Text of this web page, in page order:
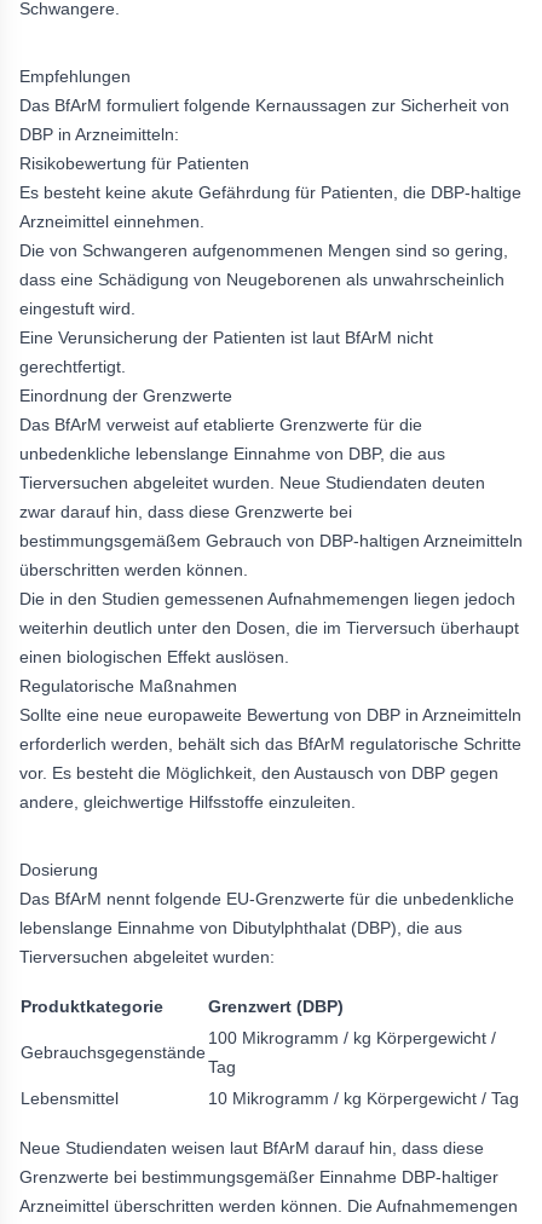
Schwangere.
Empfehlungen
Das BfArM formuliert folgende Kernaussagen zur Sicherheit von
DBP in Arzneimitteln:
Risikobewertung für Patienten
Es besteht keine akute Gefährdung für Patienten, die DBP-haltige
Arzneimittel einnehmen.
Die von Schwangeren aufgenommenen Mengen sind so gering,
dass eine Schädigung von Neugeborenen als unwahrscheinlich
eingestuft wird.
Eine Verunsicherung der Patienten ist laut BfArM nicht
gerechtfertigt.
Einordnung der Grenzwerte
Das BfArM verweist auf etablierte Grenzwerte für die
unbedenkliche lebenslange Einnahme von DBP, die aus
Tierversuchen abgeleitet wurden. Neue Studiendaten deuten
zwar darauf hin, dass diese Grenzwerte bei
bestimmungsgemäßem Gebrauch von DBP-haltigen Arzneimitteln
überschritten werden können.
Die in den Studien gemessenen Aufnahmemengen liegen jedoch
weiterhin deutlich unter den Dosen, die im Tierversuch überhaupt
einen biologischen Effekt auslösen.
Regulatorische Maßnahmen
Sollte eine neue europaweite Bewertung von DBP in Arzneimitteln
erforderlich werden, behält sich das BfArM regulatorische Schritte
vor. Es besteht die Möglichkeit, den Austausch von DBP gegen
andere, gleichwertige Hilfsstoffe einzuleiten.
Dosierung
Das BfArM nennt folgende EU-Grenzwerte für die unbedenkliche
lebenslange Einnahme von Dibutylphthalat (DBP), die aus
Tierversuchen abgeleitet wurden:
Produktkategorie Grenzwert (DBP)
Gebrauchsgegenstände
100 Mikrogramm / kg Körpergewicht /
Tag
Lebensmittel
10 Mikrogramm / kg Körpergewicht / Tag
Neue Studiendaten weisen laut BfArM darauf hin, dass diese
Grenzwerte bei bestimmungsgemäßer Einnahme DBP-haltiger
Arzneimittel überschritten werden können. Die Aufnahmemengen